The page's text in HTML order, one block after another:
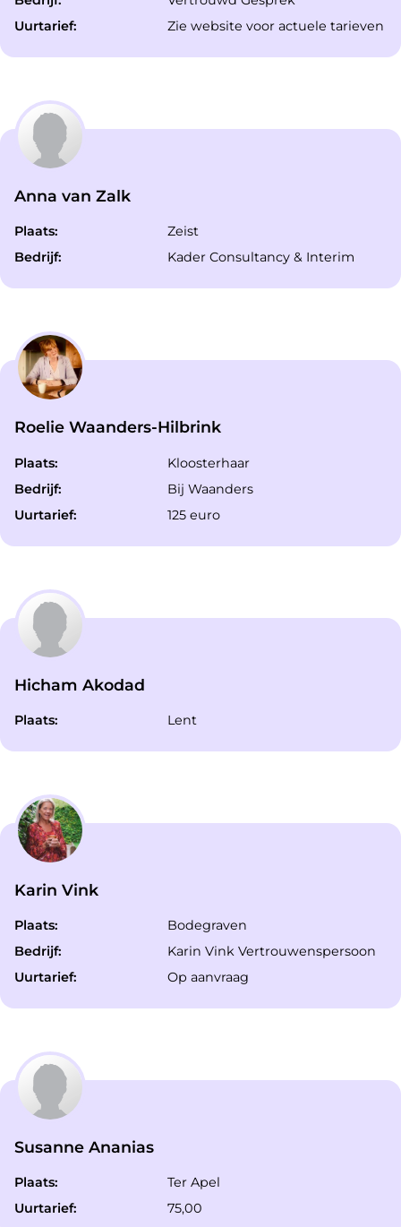
Uurtarief:
Zie website voor actuele tarieven
Anna van Zalk
Plaats:
Zeist
Bedrijf:
Kader Consultancy & Interim
Roelie Waanders-Hilbrink
Plaats:
Kloosterhaar
Bedrijf:
Bij Waanders
Uurtarief:
125 euro
Hicham Akodad
Plaats: Lent
Karin Vink
Plaats:
Bodegraven
Bedrijf:
Karin Vink Vertrouwenspersoon
Uurtarief:
Op aanvraag
Susanne Ananias
Plaats:
Ter Apel
Uurtarief:
75,00